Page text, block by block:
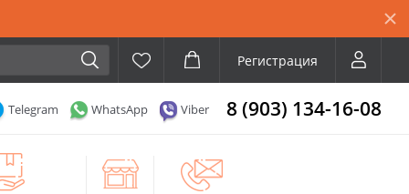
Регистрация
Telegram WhatsApp Viber 8 (903) 134-16-08